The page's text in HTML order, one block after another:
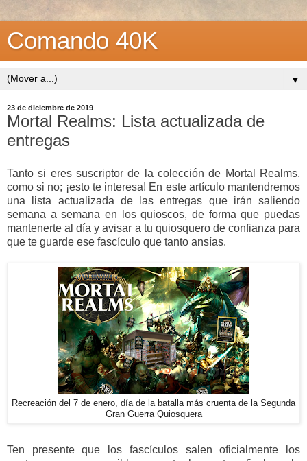
Comando 40K
▼
23 de diciembre de 2019
Mortal Realms: Lista actualizada de
entregas
Tanto si eres suscriptor de la colección de Mortal Realms,
como si no; ¡esto te interesa! En este artículo mantendremos
una lista actualizada de las entregas que irán saliendo
semana a semana en los quioscos, de forma que puedas
mantenerte al día y avisar a tu quiosquero de confianza para
que te guarde ese fascículo que tanto ansías.
Recreación del 7 de enero, día de la batalla más cruenta de la Segunda
Gran Guerra Quiosquera
Ten presente que los fascículos salen oficialmente los